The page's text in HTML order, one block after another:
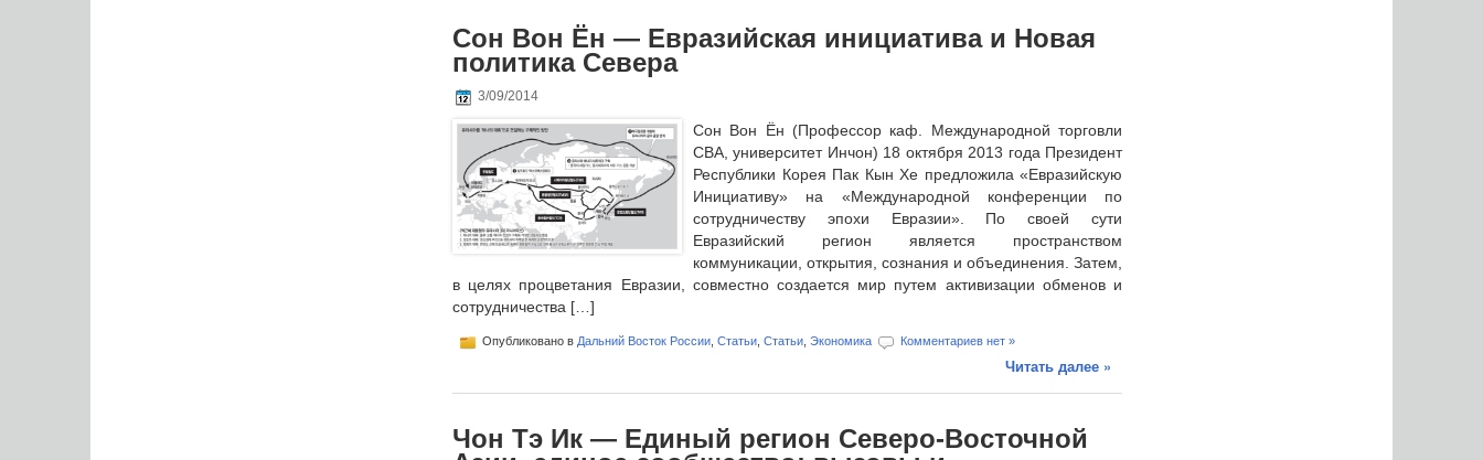
Сон Вон Ён — Евразийская инициатива и Новая
политика Севера
3/09/2014
Сон Вон Ён (Профессор каф. Международной торговли
СВА, университет Инчон) 18 октября 2013 года Президент
Республики Корея Пак Кын Хе предложила «Евразийскую
Инициативу» на «Международной конференции по
сотрудничеству эпохи Евразии». По своей сути
Евразийский регион является пространством
коммуникации, открытия, сознания и объединения. Затем,
в целях процветания Евразии, совместно создается мир путем активизации обменов и
сотрудничества […]
Опубликовано в Дальний Восток России Статьи Статьи Экономика Комментариев нет »
Читать далее »
Чон Тэ Ик — Единый регион Северо-Восточной